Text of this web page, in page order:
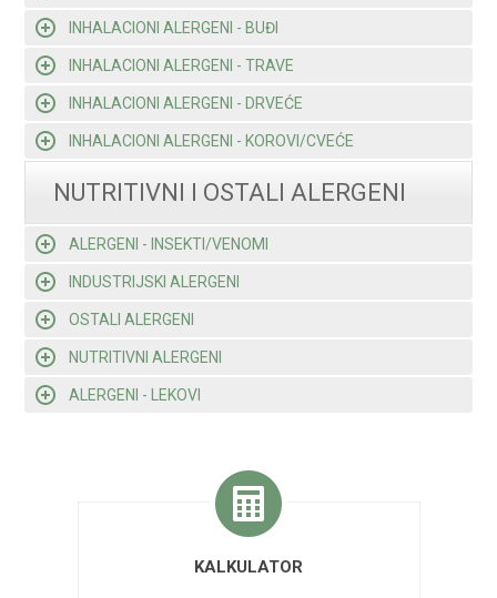
INHALACIONI ALERGENI - BUĐI
INHALACIONI ALERGENI - TRAVE
INHALACIONI ALERGENI - DRVEĆE
INHALACIONI ALERGENI - KOROVI/CVEĆE
NUTRITIVNI I OSTALI ALERGENI
ALERGENI - INSEKTI/VENOMI
INDUSTRIJSKI ALERGENI
OSTALI ALERGENI
NUTRITIVNI ALERGENI
ALERGENI - LEKOVI
KALKULATOR